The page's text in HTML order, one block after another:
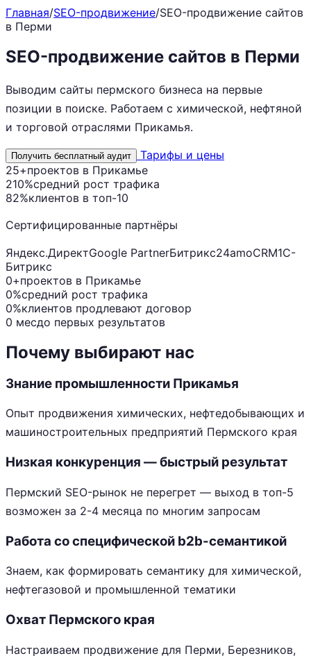
Главная/SEO-продвижение/SEO-продвижение сайтов
в Перми
SEO-продвижение сайтов в Перми
Выводим сайты пермского бизнеса на первые
позиции в поиске. Работаем с химической, нефтяной
и торговой отраслями Прикамья.
Получить бесплатный аудит
Тарифы и цены
25+проектов в Прикамье
210%средний рост трафика
82%клиентов в топ-10
Сертифицированные партнёры
Яндекс.ДиректGoogle PartnerБитрикс24amoCRM1С-
Битрикс
0+проектов в Прикамье
0%средний рост трафика
0%клиентов продлевают договор
0 месдо первых результатов
Почему выбирают нас
Знание промышленности Прикамья
Опыт продвижения химических, нефтедобывающих и
машиностроительных предприятий Пермского края
Низкая конкуренция — быстрый результат
Пермский SEO-рынок не перегрет — выход в топ-5
возможен за 2-4 месяца по многим запросам
Работа со специфической b2b-семантикой
Знаем, как формировать семантику для химической,
нефтегазовой и промышленной тематики
Охват Пермского края
Настраиваем продвижение для Перми, Березников,